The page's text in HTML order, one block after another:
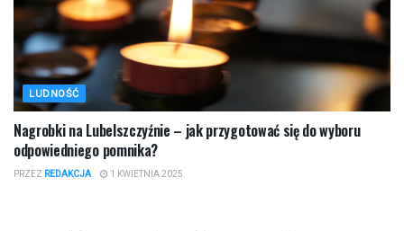
LUDNOŚĆ
Nagrobki na Lubelszczyźnie – jak przygotować się do wyboru
odpowiedniego pomnika?
PRZEZ REDAKCJA 1 KWIETNIA 2025